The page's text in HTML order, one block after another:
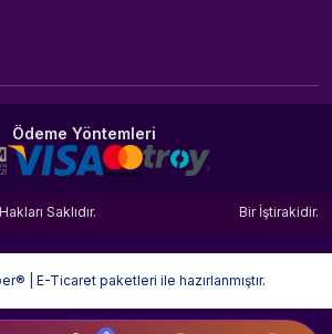
Ödeme Yöntemleri
Saklıdır. Bir İştirakidir.
| E-Ticaret paketleri ile hazırlanmıştır.